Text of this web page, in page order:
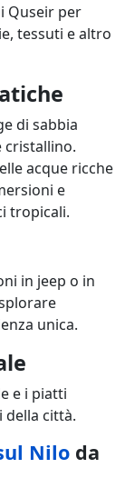
Quseir per
tessuti e altro
di sabbia
cristallino.
acque ricche
e
tropicali.
in jeep o in
unica.
e i piatti
città.
Niloda